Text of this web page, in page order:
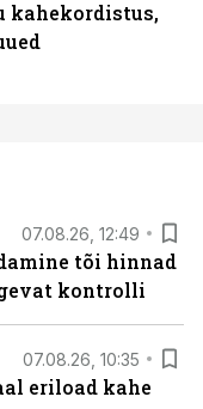
kahekordistus,
07.08.26, 12:49
tõi hinnad
kontrolli
07.08.26, 10:35
eriload kahe